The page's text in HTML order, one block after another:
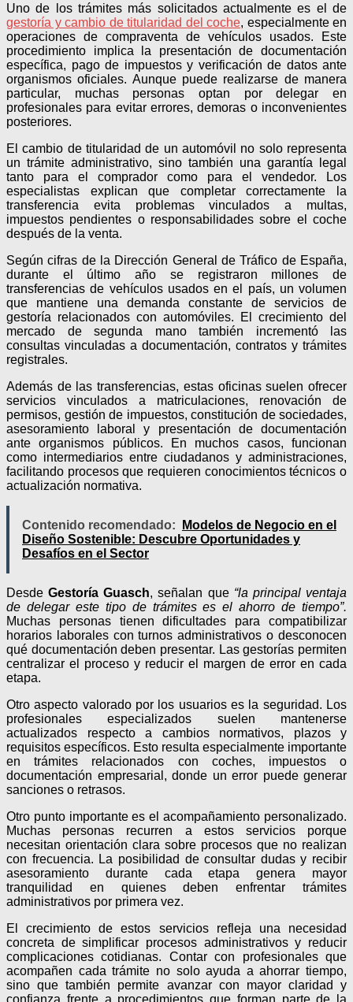
Uno de los trámites más solicitados actualmente es el de
gestoría y cambio de titularidad del coche, especialmente en
operaciones de compraventa de vehículos usados. Este
procedimiento implica la presentación de documentación
específica, pago de impuestos y verificación de datos ante
organismos oficiales. Aunque puede realizarse de manera
particular, muchas personas optan por delegar en
profesionales para evitar errores, demoras o inconvenientes
posteriores.
El cambio de titularidad de un automóvil no solo representa
un trámite administrativo, sino también una garantía legal
tanto para el comprador como para el vendedor. Los
especialistas explican que completar correctamente la
transferencia evita problemas vinculados a multas,
impuestos pendientes o responsabilidades sobre el coche
después de la venta.
Según cifras de la Dirección General de Tráfico de España,
durante el último año se registraron millones de
transferencias de vehículos usados en el país, un volumen
que mantiene una demanda constante de servicios de
gestoría relacionados con automóviles. El crecimiento del
mercado de segunda mano también incrementó las
consultas vinculadas a documentación, contratos y trámites
registrales.
Además de las transferencias, estas oficinas suelen ofrecer
servicios vinculados a matriculaciones, renovación de
permisos, gestión de impuestos, constitución de sociedades,
asesoramiento laboral y presentación de documentación
ante organismos públicos. En muchos casos, funcionan
como intermediarios entre ciudadanos y administraciones,
facilitando procesos que requieren conocimientos técnicos o
actualización normativa.
Contenido recomendado:
Modelos de Negocio en el
Diseño Sostenible: Descubre Oportunidades y
Desafíos en el Sector
DesdeGestoría Guasch, señalan que “la principal ventaja
de delegar este tipo de trámites es el ahorro de tiempo”.
Muchas personas tienen dificultades para compatibilizar
horarios laborales con turnos administrativos o desconocen
qué documentación deben presentar. Las gestorías permiten
centralizar el proceso y reducir el margen de error en cada
etapa.
Otro aspecto valorado por los usuarios es la seguridad. Los
profesionales especializados suelen mantenerse
actualizados respecto a cambios normativos, plazos y
requisitos específicos. Esto resulta especialmente importante
en trámites relacionados con coches, impuestos o
documentación empresarial, donde un error puede generar
sanciones o retrasos.
Otro punto importante es el acompañamiento personalizado.
Muchas personas recurren a estos servicios porque
necesitan orientación clara sobre procesos que no realizan
con frecuencia. La posibilidad de consultar dudas y recibir
asesoramiento durante cada etapa genera mayor
tranquilidad en quienes deben enfrentar trámites
administrativos por primera vez.
El crecimiento de estos servicios refleja una necesidad
concreta de simplificar procesos administrativos y reducir
complicaciones cotidianas. Contar con profesionales que
acompañen cada trámite no solo ayuda a ahorrar tiempo,
sino que también permite avanzar con mayor claridad y
confianza frente a procedimientos que forman parte de la